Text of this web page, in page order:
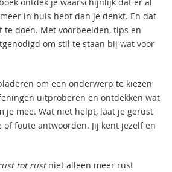
in huis hebt dan je denkt. En dat
doen. Met voorbeelden, tips en
om stil te staan bij wat voor
om een onderwerp te kiezen
uitproberen en ontdekken wat
je mee. Wat niet helpt, laat je gerust
of foute antwoorden. Jij kent jezelf en
tot rustniet alleen meer rust